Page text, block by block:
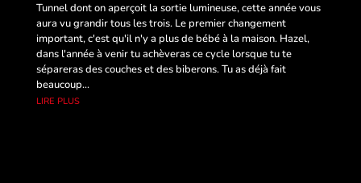
Tunnel dont on aperçoit la sortie lumineuse, cette année vous
aura vu grandir tous les trois. Le premier changement
important, c'est qu'il n'y a plus de bébé à la maison. Hazel,
dans l'année à venir tu achèveras ce cycle lorsque tu te
sépareras des couches et des biberons. Tu as déjà fait
beaucoup...
lire plus